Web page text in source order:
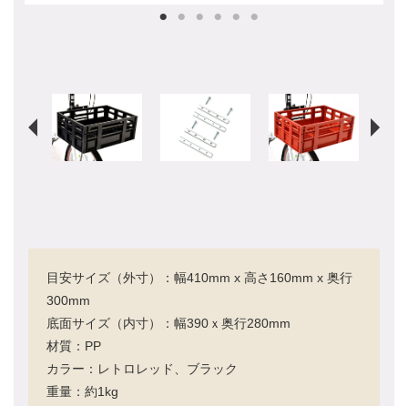
目安サイズ（外寸）：幅410mm x 高さ160mm x 奥行
300mm
底面サイズ（内寸）：幅390ｘ奥行280mm
材質：PP
カラー：レトロレッド、ブラック
重量：約1kg